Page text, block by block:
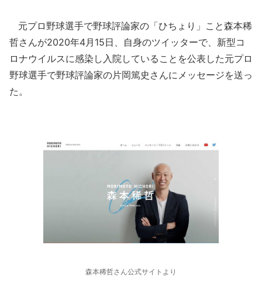
元プロ野球選手で野球評論家の「ひちょり」こと森本稀
哲さんが2020年4月15日、自身のツイッターで、新型コ
ロナウイルスに感染し入院していることを公表した元プロ
野球選手で野球評論家の片岡篤史さんにメッセージを送っ
た。
森本稀哲さん公式サイトより